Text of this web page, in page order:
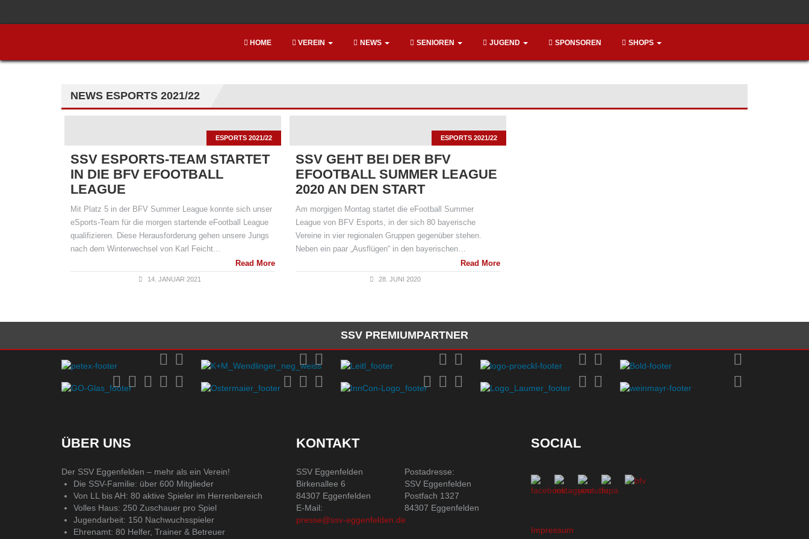
HOME VEREIN NEWS SENIOREN JUGEND SPONSOREN SHOPS
NEWS ESPORTS 2021/22
ESPORTS 2021/22
SSV ESPORTS-TEAM STARTET
IN DIE BFV EFOOTBALL
LEAGUE
Mit Platz 5 in der BFV Summer League konnte sich unser
eSports-Team für die morgen startende eFootball League
qualifizieren. Diese Herausforderung gehen unsere Jungs
nach dem Winterwechsel von Karl Feicht…
Read More
14. JANUAR 2021
ESPORTS 2021/22
SSV GEHT BEI DER BFV
EFOOTBALL SUMMER LEAGUE
2020 AN DEN START
Am morgigen Montag startet die eFootball Summer
League von BFV Esports, in der sich 80 bayerische
Vereine in vier regionalen Gruppen gegenüber stehen.
Neben ein paar „Ausflügen“ in den bayerischen…
Read More
28. JUNI 2020
SSV PREMIUMPARTNER
ÜBER UNS
Der SSV Eggenfelden – mehr als ein Verein!
Die SSV-Familie: über 600 Mitglieder
Von LL bis AH: 80 aktive Spieler im Herrenbereich
Volles Haus: 250 Zuschauer pro Spiel
Jugendarbeit: 150 Nachwuchsspieler
Ehrenamt: 80 Helfer, Trainer & Betreuer
KONTAKT
SSV Eggenfelden
Birkenallee 6
84307 Eggenfelden
E-Mail:
presse@ssv-eggenfelden.de
Postadresse:
SSV Eggenfelden
Postfach 1327
84307 Eggenfelden
SOCIAL
Impressum